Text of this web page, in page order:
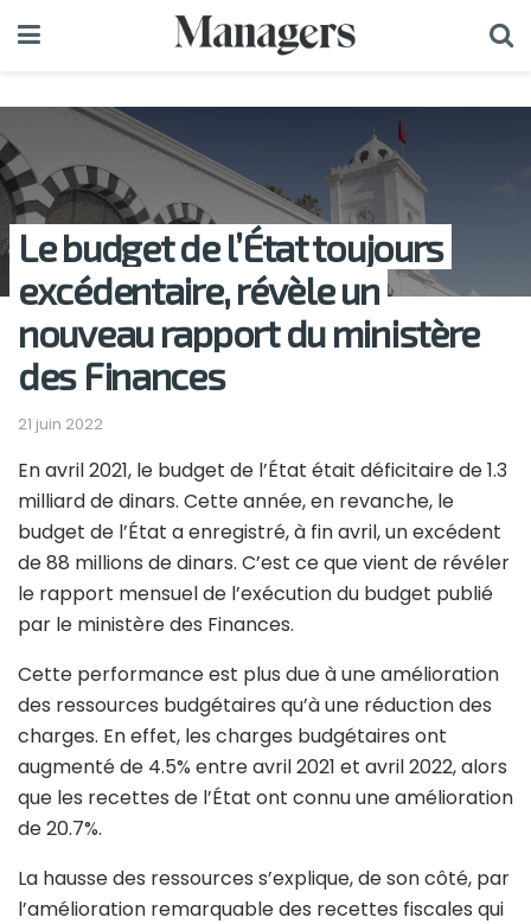
Le budget de l’État toujours
excédentaire, révèle un
nouveau rapport du ministère
des Finances
21 juin 2022
En avril 2021, le budget de l’État était déficitaire de 1.3
milliard de dinars. Cette année, en revanche, le
budget de l’État a enregistré, à fin avril, un excédent
de 88 millions de dinars. C’est ce que vient de révéler
le rapport mensuel de l’exécution du budget publié
par le ministère des Finances.
Cette performance est plus due à une amélioration
des ressources budgétaires qu’à une réduction des
charges. En effet, les charges budgétaires ont
augmenté de 4.5% entre avril 2021 et avril 2022, alors
que les recettes de l’État ont connu une amélioration
de 20.7%.
La hausse des ressources s’explique, de son côté, par
l’amélioration remarquable des recettes fiscales qui